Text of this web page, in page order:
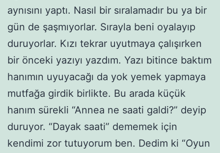
aynısını yaptı. Nasıl bir sıralamadır bu ya bir
gün de şaşmıyorlar. Sırayla beni oyalayıp
duruyorlar. Kızı tekrar uyutmaya çalışırken
bir önceki yazıyı yazdım. Yazı bitince baktım
hanımın uyuyacağı da yok yemek yapmaya
mutfağa girdik birlikte. Bu arada küçük
hanım sürekli “Annea ne saati galdi?” deyip
duruyor. “Dayak saati” dememek için
kendimi zor tutuyorum ben. Dedim ki “Oyun